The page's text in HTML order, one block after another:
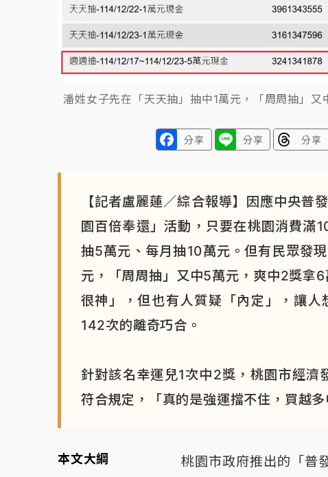
潘姓女子先在「天天抽」抽中1萬元，「周周抽」
分享 分享 分享
【記者盧麗蓮／綜合報導】因應中央普
園百倍奉還」活動，只要在桃園消費滿
抽5萬元、每月抽10萬元。但有民眾發
元，「周周抽」又中5萬元，爽中2獎拿
很神」，但也有人質疑「內定」，讓
142次的離奇巧合。
針對該名幸運兒1次中2獎，桃園市經濟
符合規定，「真的是強運擋不住，買越多
本文大綱
桃園市政府推出的「普